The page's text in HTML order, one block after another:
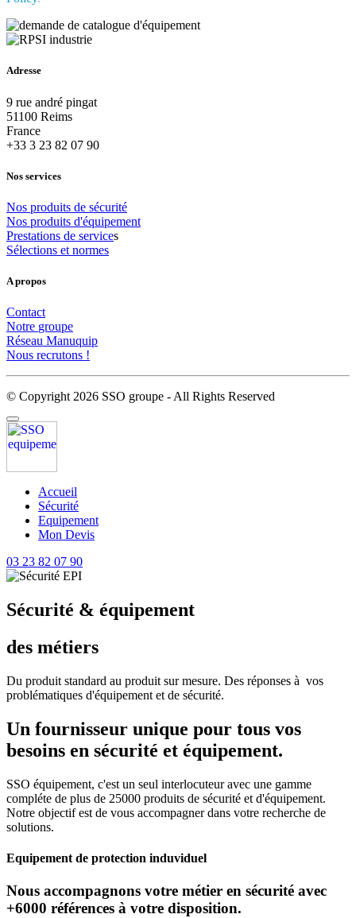
Adresse
9 rue andré pingat
51100 Reims
France
+33 3 23 82 07 90
Nos services
Nos produits de sécurité
Nos produits d'équipement
Prestations de services
Sélections et normes
A propos
Contact
Notre groupe
Réseau Manuquip
Nous recrutons !
© Copyright 2026 SSO groupe - All Rights Reserved
Accueil
Sécurité
Equipement
Mon Devis
03 23 82 07 90
Sécurité & équipement
des métiers
Du produit standard au produit sur mesure. Des réponses à vos
problématiques d'équipement et de sécurité.
Un fournisseur unique pour tous vos
besoins en sécurité et équipement.
SSO équipement, c'est un seul interlocuteur avec une gamme
compléte de plus de 25000 produits de sécurité et d'équipement.
Notre objectif est de vous accompagner dans votre recherche de
solutions.
Equipement de protection induviduel
Nous accompagnons votre métier en sécurité avec
+6000 références à votre disposition.